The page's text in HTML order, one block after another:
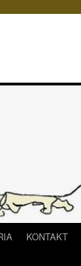
KONTAKT